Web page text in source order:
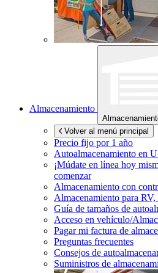
Almacenamiento
Volver al menú principal
Precio fijo por 1 año
Autoalmacenamiento en
¡Múdate en línea hoy
comenzar
Almacenamiento con
Almacenamiento para
Guía de tamaños de
Acceso en vehículo/
Pagar mi factura de
Preguntas frecuentes
Consejos de
Suministros de